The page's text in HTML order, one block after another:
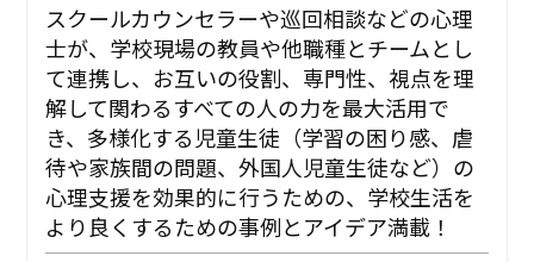
スクールカウンセラーや巡回相談などの心理
士が、学校現場の教員や他職種とチームとし
て連携し、お互いの役割、専門性、視点を理
解して関わるすべての人の力を最大活用で
き、多様化する児童生徒（学習の困り感、虐
待や家族間の問題、外国人児童生徒など）の
心理支援を効果的に行うための、学校生活を
より良くするための事例とアイデア満載！